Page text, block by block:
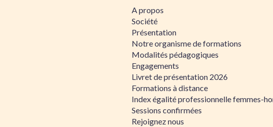
A propos
Société
Présentation
Notre organisme de formations
Modalités pédagogiques
Engagements
Livret de présentation 2026
Formations à distance
Index égalité professionnelle femmes-
Sessions confirmées
Rejoignez nous